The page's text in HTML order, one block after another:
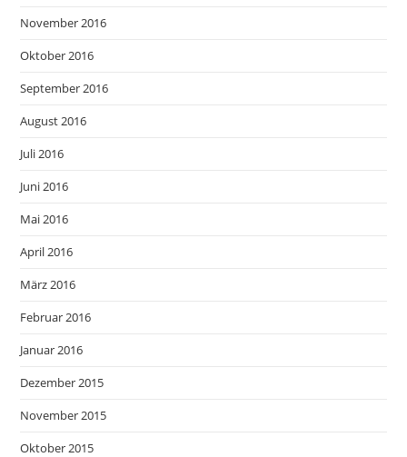
November 2016
Oktober 2016
September 2016
August 2016
Juli 2016
Juni 2016
Mai 2016
April 2016
März 2016
Februar 2016
Januar 2016
Dezember 2015
November 2015
Oktober 2015